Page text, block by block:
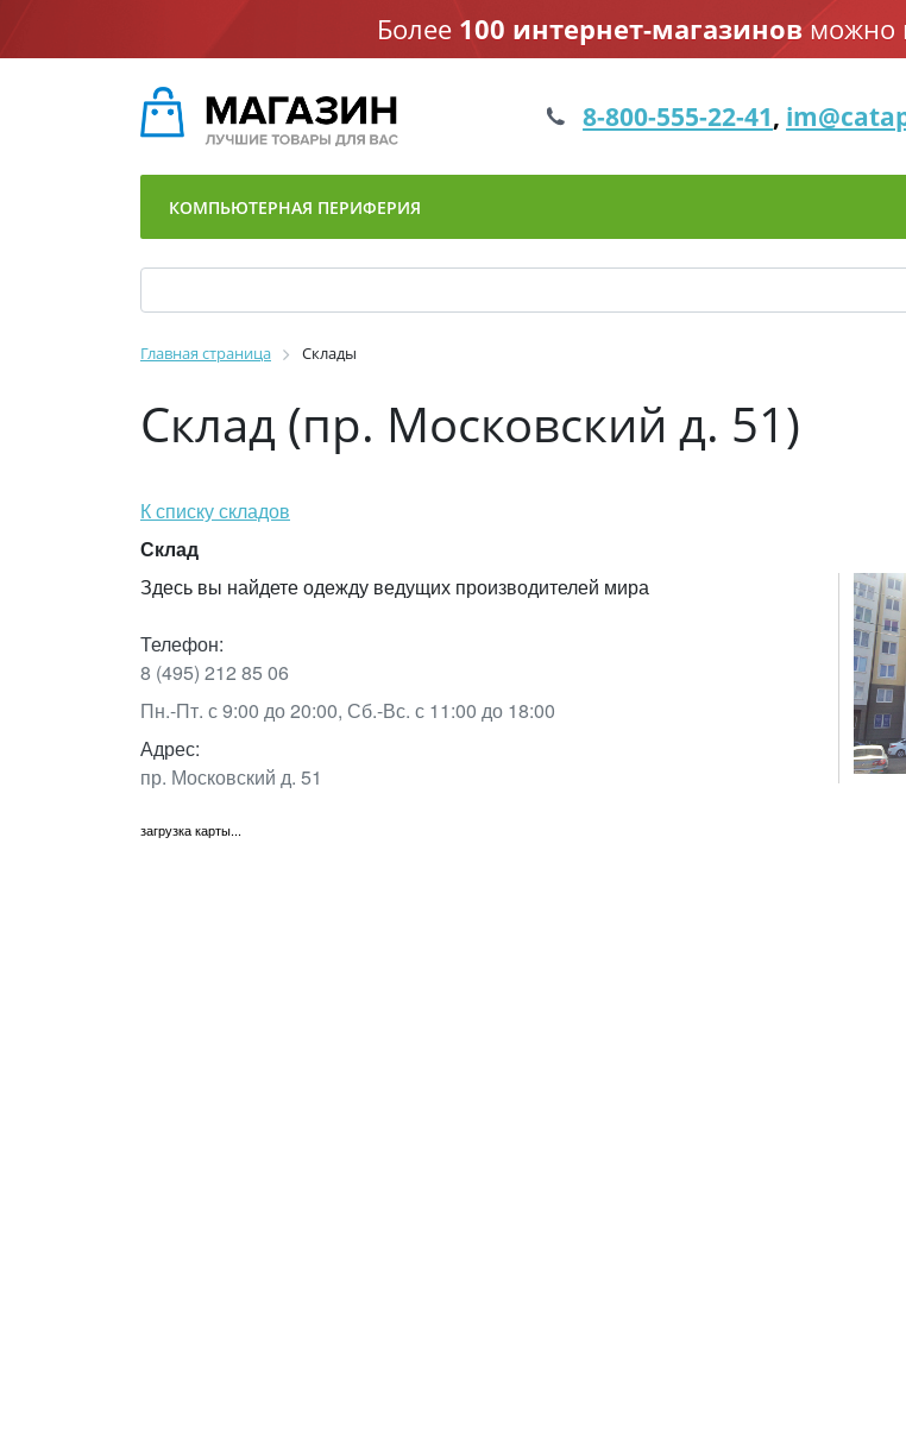
Более 100 интернет-магазиновможно
8-800-555-22-41,
КОМПЬЮТЕРНАЯ ПЕРИФЕРИЯ
Главная страница Склады
Склад (пр. Московский д. 51)
К списку складов
Склад
Здесь вы найдете одежду ведущих производителей мира
Телефон:
8 (495) 212 85 06
Пн.-Пт. с 9:00 до 20:00, Сб.-Вс. с 11:00 до 18:00
Адрес:
пр. Московский д. 51
загрузка карты...